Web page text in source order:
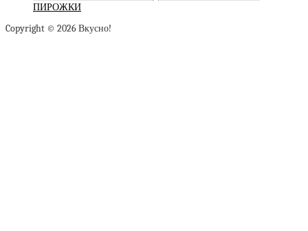
ПИРОЖКИ
Copyright © 2026 Вкусно!